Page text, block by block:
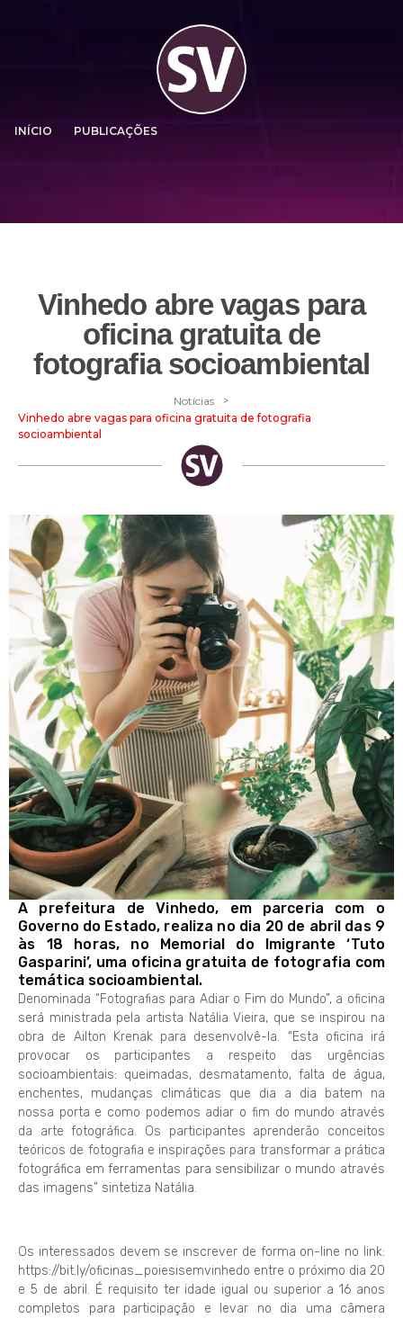
INÍCIO PUBLICAÇÕES
Vinhedo abre vagas para
oficina gratuita de
fotografia socioambiental
Notícias >
Vinhedo abre vagas para oficina gratuita de fotografia
socioambiental
A prefeitura de Vinhedo, em parceria com o
Governo do Estado, realiza no dia 20 de abril das 9
às 18 horas, no Memorial do Imigrante ‘Tuto
Gasparini’, uma oficina gratuita de fotografia com
temática socioambiental.
Denominada “Fotografias para Adiar o Fim do Mundo”, a oficina
será ministrada pela artista Natália Vieira, que se inspirou na
obra de Ailton Krenak para desenvolvê-la. “Esta oficina irá
provocar os participantes a respeito das urgências
socioambientais: queimadas, desmatamento, falta de água,
enchentes, mudanças climáticas que dia a dia batem na
nossa porta e como podemos adiar o fim do mundo através
da arte fotográfica. Os participantes aprenderão conceitos
teóricos de fotografia e inspirações para transformar a prática
fotográfica em ferramentas para sensibilizar o mundo através
das imagens” sintetiza Natália.
Os interessados devem se inscrever de forma on-line no link:
https://bit.ly/oficinas_poiesisemvinhedo entre o próximo dia 20
e 5 de abril. É requisito ter idade igual ou superior a 16 anos
completos para participação e levar no dia uma câmera